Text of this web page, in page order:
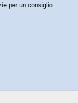
per un consiglio